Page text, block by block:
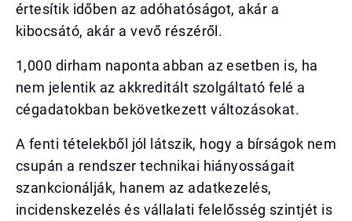
értesítik időben az adóhatóságot, akár a
kibocsátó, akár a vevő részéről.
1,000 dirham naponta abban az esetben is, ha
nem jelentik az akkreditált szolgáltató felé a
cégadatokban bekövetkezett változásokat.
A fenti tételekből jól látszik, hogy a bírságok nem
csupán a rendszer technikai hiányosságait
szankcionálják, hanem az adatkezelés,
incidenskezelés és vállalati felelősség szintjét is